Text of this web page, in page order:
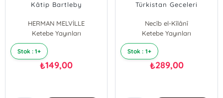
Kâtip Bartleby
HERMAN MELVİLLE
Ketebe Yayınları
Stok : 1+
₺149,00
Türkistan Geceleri
Necîb el-Kîlânî
Ketebe Yayınları
Stok : 1+
₺289,00